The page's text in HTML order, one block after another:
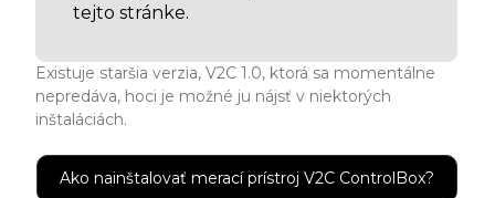
tejto stránke.
Existuje staršia verzia, V2C 1.0, ktorá sa momentálne
nepredáva, hoci je možné ju nájsť v niektorých
inštaláciách.
Ako nainštalovať merací prístroj V2C ControlBox?